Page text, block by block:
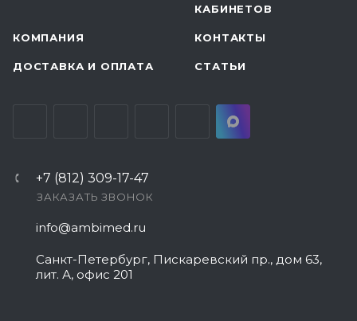
КАБИНЕТОВ
КОМПАНИЯ КОНТАКТЫ
ДОСТАВКА И ОПЛАТА СТАТЬИ
+7 (812) 309-17-47
ЗАКАЗАТЬ ЗВОНОК
info@ambimed.ru
Санкт-Петербург, Пискаревский пр., дом 63,
лит. А, офис 201